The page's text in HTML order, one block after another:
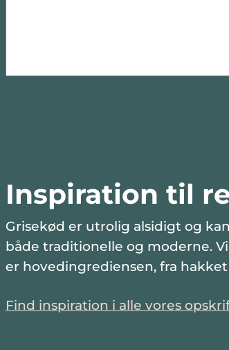
Inspiration til
Grisekød er utrolig alsidigt og
både traditionelle og moderne.
er hovedingrediensen, fra
Find inspiration i alle vores